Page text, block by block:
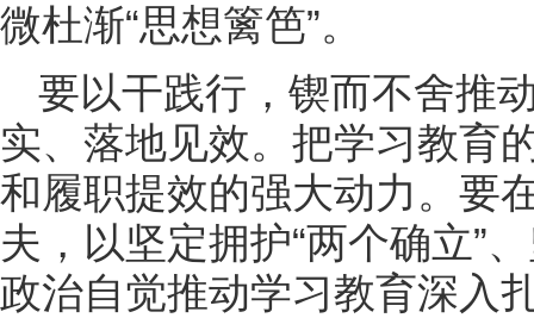
微杜渐“思想篱笆”。
要以干践行，锲而不舍推
实、落地见效。把学习教育
和履职提效的强大动力。要
夫，以坚定拥护“两个确立”
政治自觉推动学习教育深入